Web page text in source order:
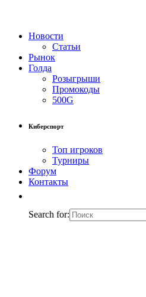
Новости
Статьи
Рынок
Голда
Розыгрыши
Промокоды
500G
Киберспорт
Топ игроков
Турниры
Форум
Контакты
Search for: